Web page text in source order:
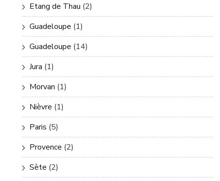
Etang de Thau (2)
Guadeloupe (1)
Guadeloupe (14)
Jura (1)
Morvan (1)
Nièvre (1)
Paris (5)
Provence (2)
Sète (2)